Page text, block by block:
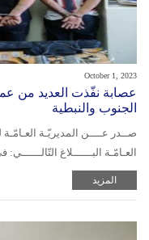
October 1, 2023
عصابة نفّذت العديد من
الجنوب والنبطية
صــدر عــــن المديريّـة
العـامّـة البــــــلاغ
المزيد